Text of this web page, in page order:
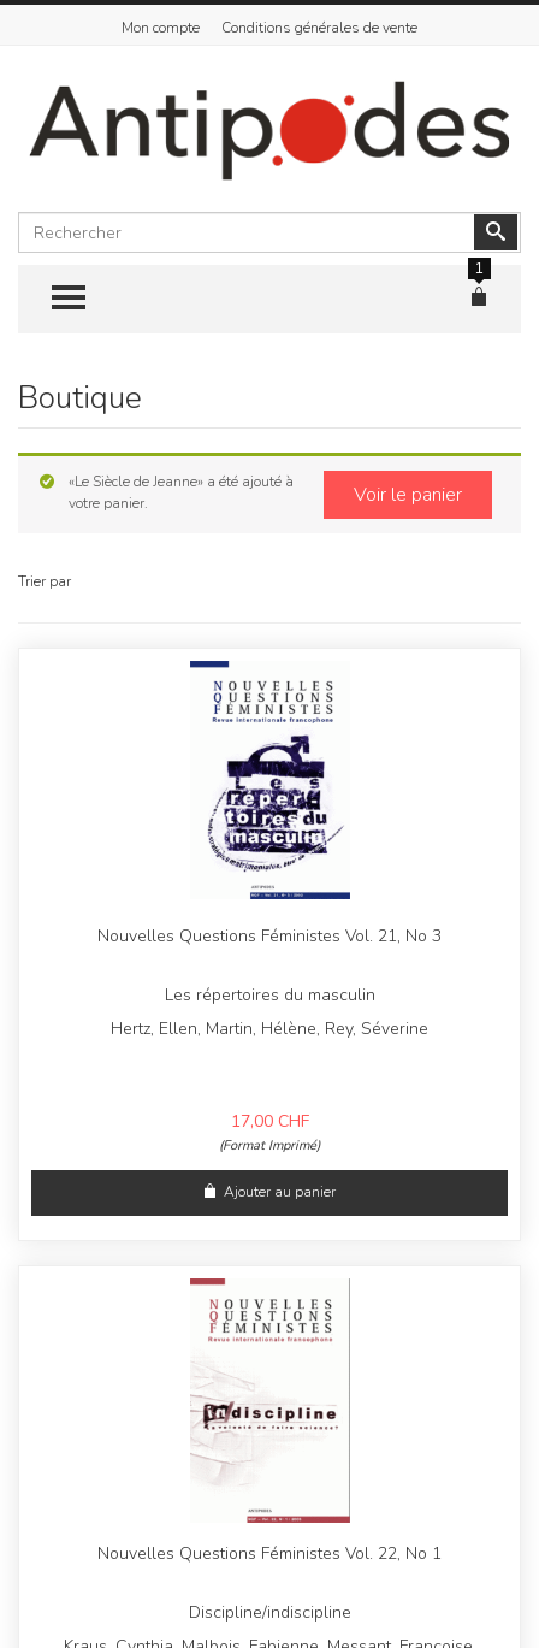
Mon compte Conditions générales de vente
Rechercher
TOGGLE MENU
1
Skip
content
Boutique
Voir le panier
«Le Siècle de Jeanne» a été ajouté à
votre panier.
Trier par
Nouvelles Questions Féministes Vol. 21, No 3
Les répertoires du masculin
Hertz, Ellen, Martin, Hélène, Rey, Séverine
17,00 CHF
(Format Imprimé)
Ajouter au panier
Nouvelles Questions Féministes Vol. 22, No 1
Discipline/indiscipline